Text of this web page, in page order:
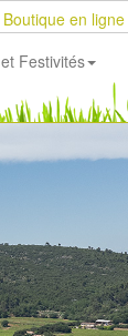
Boutique en ligne
et Festivités